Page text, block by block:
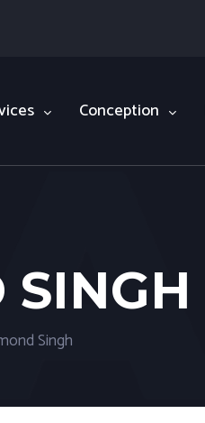
Conception
SINGH
Singh